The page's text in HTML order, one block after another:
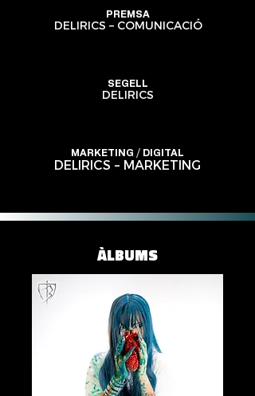
PREMSA
DELIRICS – COMUNICACIÓ
SEGELL
DELIRICS
MARKETING / DIGITAL
DELIRICS – MARKETING
ÀLBUMS